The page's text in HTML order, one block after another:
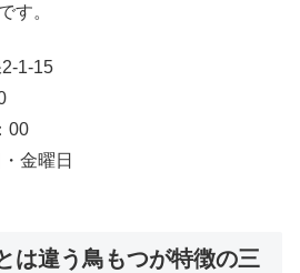
す。
1-15
00
金曜日
は違う鳥もつが特徴の三